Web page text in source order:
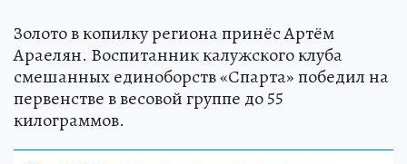
Золото в копилку региона принёс Артём
Араелян. Воспитанник калужского клуба
смешанных единоборств «Спарта» победил на
первенстве в весовой группе до 55
килограммов.